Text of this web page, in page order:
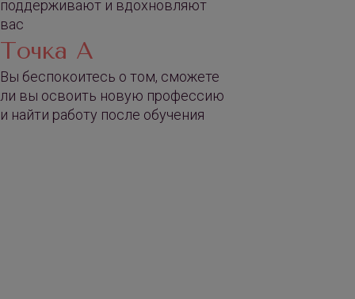
поддерживают и вдохновляют
вас
Точка А
Вы беспокоитесь о том, сможете
ли вы освоить новую профессию
и найти работу после обучения